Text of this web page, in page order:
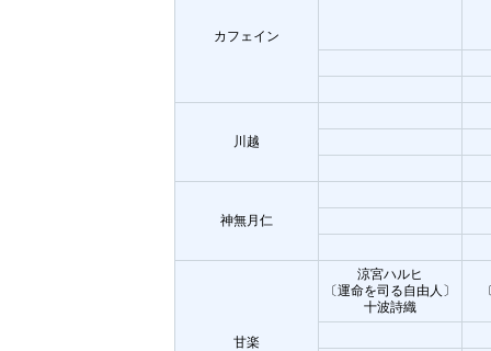
カフェイン
川越
神無月仁
甘楽
涼宮ハルヒ
〔運命を司る自由人〕
十波詩織